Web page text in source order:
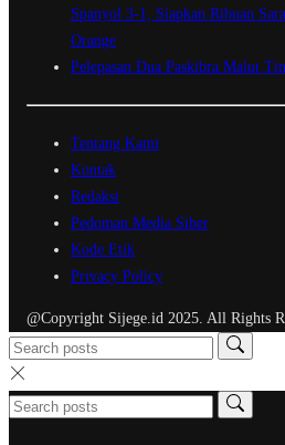
Spanyol 3-1, Siapkan Ribuan
Orange
Pelepasan Dua Paskibra Malut
Tentang Kami
Kontak
Redaksi
Pedoman Media Siber
Kode Etik
Privacy Policy
@Copyright Sijege.id 2025. All Rights